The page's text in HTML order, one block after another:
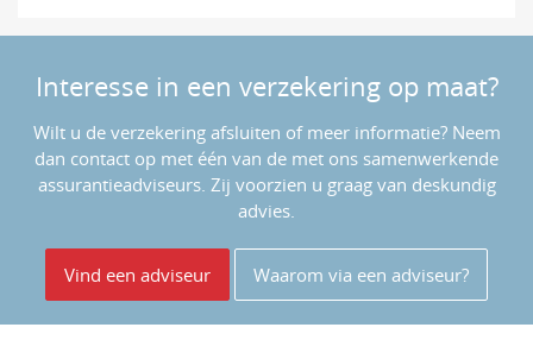
Interesse in een verzekering op maat?
Wilt u de verzekering afsluiten of meer informatie? Neem
dan contact op met één van de met ons samenwerkende
assurantieadviseurs. Zij voorzien u graag van deskundig
advies.
Vind een adviseur Waarom via een adviseur?